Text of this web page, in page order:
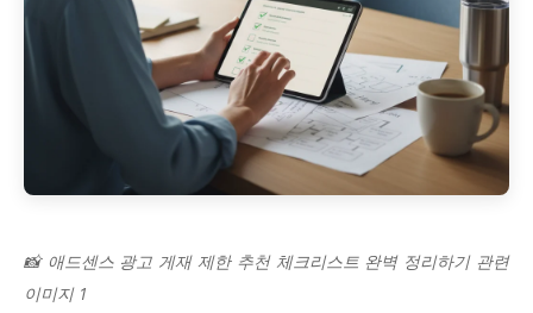
📸 애드센스 광고 게재 제한 추천 체크리스트 완벽 정리하기 관련
이미지 1